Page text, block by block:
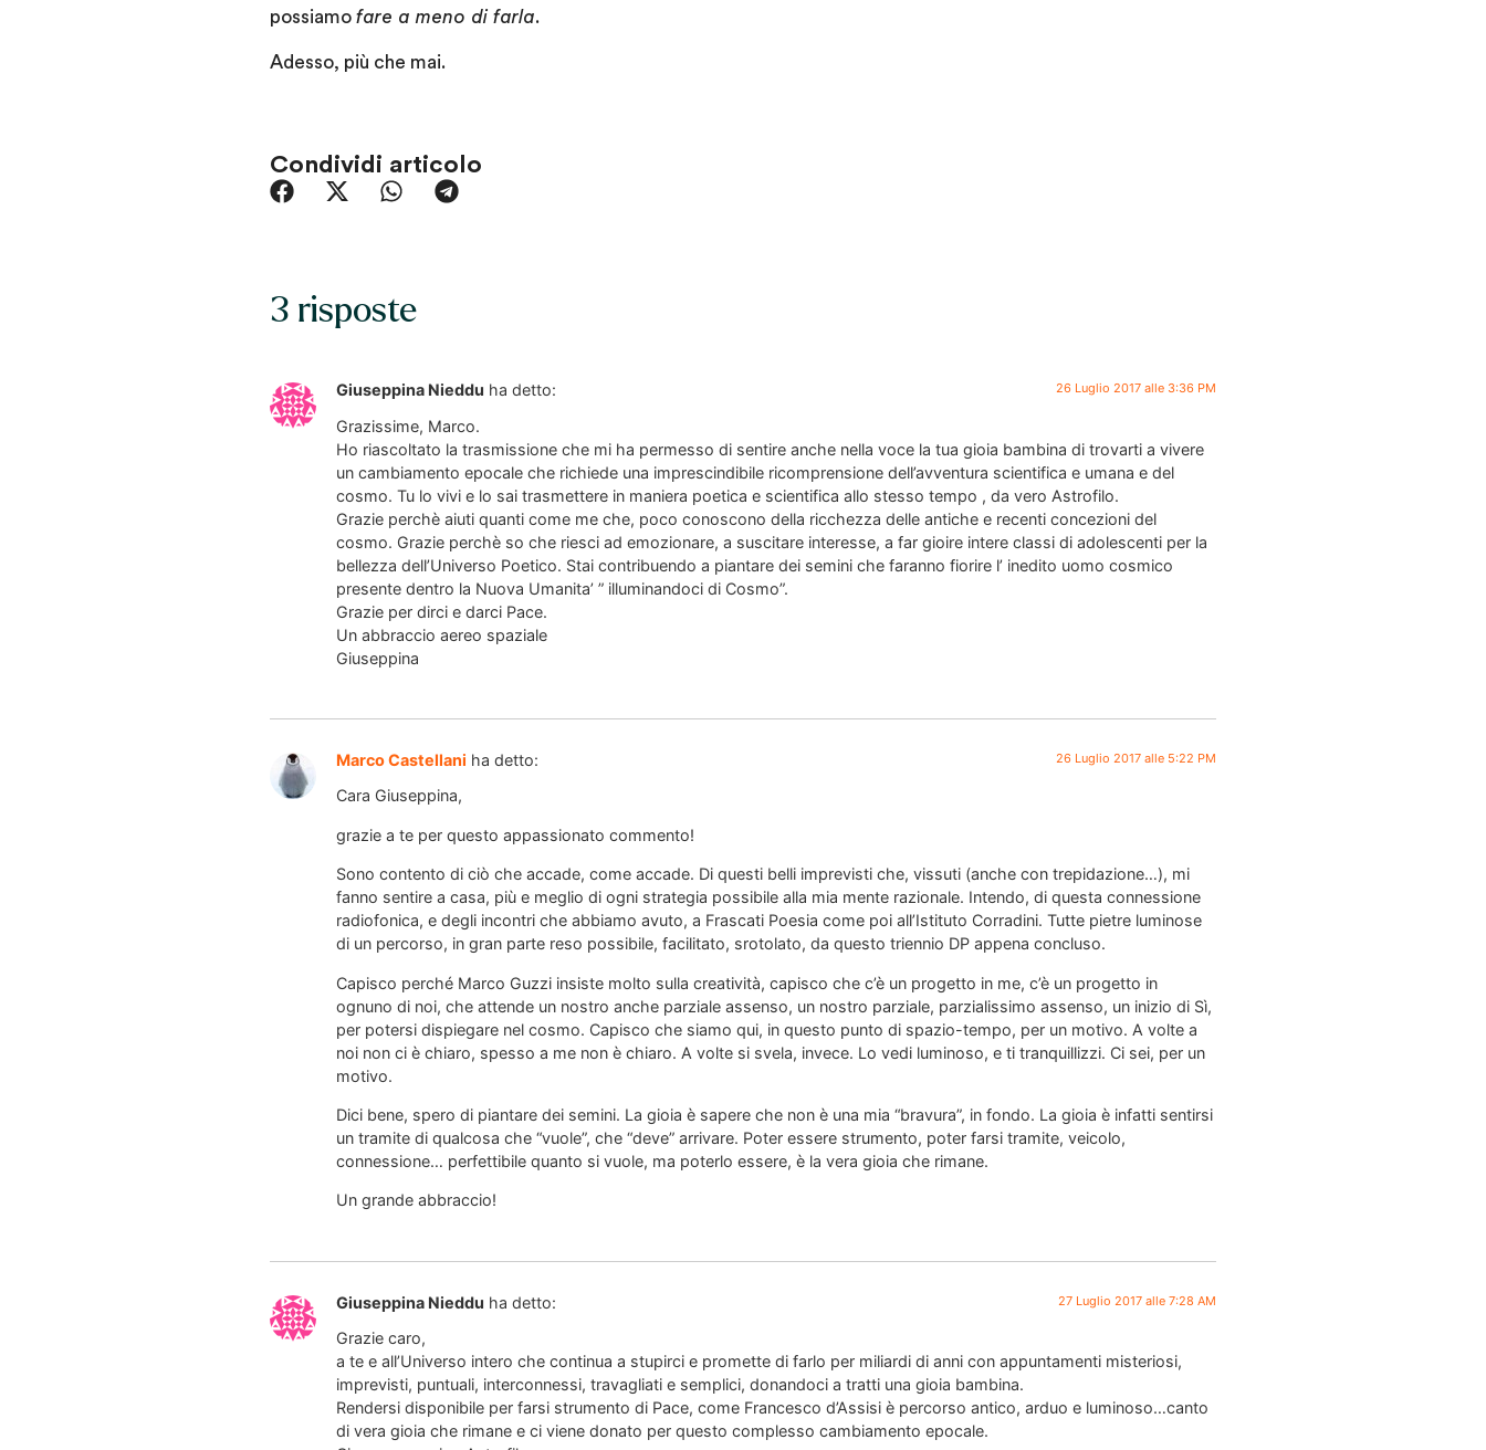
possiamo fare a meno di farla.
Adesso, più che mai.
Condividi articolo
3 risposte
Giuseppina Nieddu ha detto: 26 Luglio 2017 alle 3:36 PM
Grazissime, Marco.
Ho riascoltato la trasmissione che mi ha permesso di sentire anche nella voce la tua gioia bambina di trovarti a vivere
un cambiamento epocale che richiede una imprescindibile ricomprensione dell’avventura scientifica e umana e del
cosmo. Tu lo vivi e lo sai trasmettere in maniera poetica e scientifica allo stesso tempo , da vero Astrofilo.
Grazie perchè aiuti quanti come me che, poco conoscono della ricchezza delle antiche e recenti concezioni del
cosmo. Grazie perchè so che riesci ad emozionare, a suscitare interesse, a far gioire intere classi di adolescenti per la
bellezza dell’Universo Poetico. Stai contribuendo a piantare dei semini che faranno fiorire l’ inedito uomo cosmico
presente dentro la Nuova Umanita’ ” illuminandoci di Cosmo”.
Grazie per dirci e darci Pace.
Un abbraccio aereo spaziale
Giuseppina
Marco Castellani ha detto: 26 Luglio 2017 alle 5:22 PM
Cara Giuseppina,
grazie a te per questo appassionato commento!
Sono contento di ciò che accade, come accade. Di questi belli imprevisti che, vissuti (anche con trepidazione…), mi
fanno sentire a casa, più e meglio di ogni strategia possibile alla mia mente razionale. Intendo, di questa connessione
radiofonica, e degli incontri che abbiamo avuto, a Frascati Poesia come poi all’Istituto Corradini. Tutte pietre luminose
di un percorso, in gran parte reso possibile, facilitato, srotolato, da questo triennio DP appena concluso.
Capisco perché Marco Guzzi insiste molto sulla creatività, capisco che c’è un progetto in me, c’è un progetto in
ognuno di noi, che attende un nostro anche parziale assenso, un nostro parziale, parzialissimo assenso, un inizio di Sì,
per potersi dispiegare nel cosmo. Capisco che siamo qui, in questo punto di spazio-tempo, per un motivo. A volte a
noi non ci è chiaro, spesso a me non è chiaro. A volte si svela, invece. Lo vedi luminoso, e ti tranquillizzi. Ci sei, per un
motivo.
Dici bene, spero di piantare dei semini. La gioia è sapere che non è una mia “bravura”, in fondo. La gioia è infatti sentirsi
un tramite di qualcosa che “vuole”, che “deve” arrivare. Poter essere strumento, poter farsi tramite, veicolo,
connessione… perfettibile quanto si vuole, ma poterlo essere, è la vera gioia che rimane.
Un grande abbraccio!
Giuseppina Nieddu ha detto: 27 Luglio 2017 alle 7:28 AM
Grazie caro,
a te e all’Universo intero che continua a stupirci e promette di farlo per miliardi di anni con appuntamenti misteriosi,
imprevisti, puntuali, interconnessi, travagliati e semplici, donandoci a tratti una gioia bambina.
Rendersi disponibile per farsi strumento di Pace, come Francesco d’Assisi è percorso antico, arduo e luminoso…canto
di vera gioia che rimane e ci viene donato per questo complesso cambiamento epocale.